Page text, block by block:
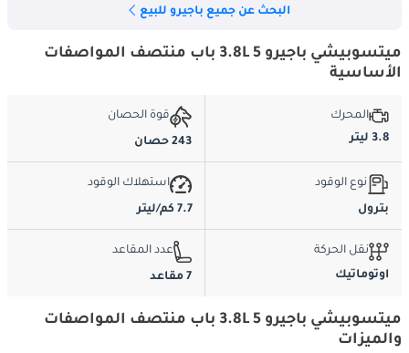
البحث عن جميع باجيرو للبيع
ميتسوبيشي باجيرو 3.8L 5 باب منتصف المواصفات
الأساسية
المحرك
3.8 ليتر
قوة الحصان
243 حصان
نوع الوقود
بترول
استهلاك الوقود
7.7 كم/ليتر
نقل الحركة
اوتوماتيك
عدد المقاعد
7 مقاعد
ميتسوبيشي باجيرو 3.8L 5 باب منتصف المواصفات
والميزات